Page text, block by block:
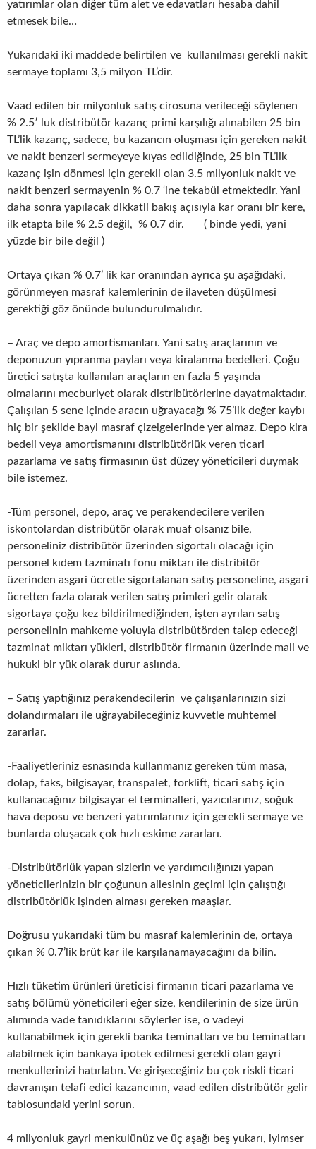
yatırımlar olan diğer tüm alet ve edavatları hesaba dahil
etmesek bile…
Yukarıdaki iki maddede belirtilen ve kullanılması gerekli nakit
sermaye toplamı 3,5 milyon TL’dir.
Vaad edilen bir milyonluk satış cirosuna verileceği söylenen
% 2.5′ luk distribütör kazanç primi karşılığı alınabilen 25 bin
TL’lik kazanç, sadece, bu kazancın oluşması için gereken nakit
ve nakit benzeri sermeyeye kıyas edildiğinde, 25 bin TL’lik
kazanç işin dönmesi için gerekli olan 3.5 milyonluk nakit ve
nakit benzeri sermayenin % 0.7 ‘ine tekabül etmektedir. Yani
daha sonra yapılacak dikkatli bakış açısıyla kar oranı bir kere,
ilk etapta bile % 2.5 değil, % 0.7 dir. ( binde yedi, yani
yüzde bir bile değil )
Ortaya çıkan % 0.7’ lik kar oranından ayrıca şu aşağıdaki,
görünmeyen masraf kalemlerinin de ilaveten düşülmesi
gerektiği göz önünde bulundurulmalıdır.
– Araç ve depo amortismanları. Yani satış araçlarının ve
deponuzun yıpranma payları veya kiralanma bedelleri. Çoğu
üretici satışta kullanılan araçların en fazla 5 yaşında
olmalarını mecburiyet olarak distribütörlerine dayatmaktadır.
Çalışılan 5 sene içinde aracın uğrayacağı % 75’lik değer kaybı
hiç bir şekilde bayi masraf çizelgelerinde yer almaz. Depo kira
bedeli veya amortismanını distribütörlük veren ticari
pazarlama ve satış firmasının üst düzey yöneticileri duymak
bile istemez.
-Tüm personel, depo, araç ve perakendecilere verilen
iskontolardan distribütör olarak muaf olsanız bile,
personeliniz distribütör üzerinden sigortalı olacağı için
personel kıdem tazminatı fonu miktarı ile distribitör
üzerinden asgari ücretle sigortalanan satış personeline, asgari
ücretten fazla olarak verilen satış primleri gelir olarak
sigortaya çoğu kez bildirilmediğinden, işten ayrılan satış
personelinin mahkeme yoluyla distribütörden talep edeceği
tazminat miktarı yükleri, distribütör firmanın üzerinde mali ve
hukuki bir yük olarak durur aslında.
– Satış yaptığınız perakendecilerin ve çalışanlarınızın sizi
dolandırmaları ile uğrayabileceğiniz kuvvetle muhtemel
zararlar.
-Faaliyetleriniz esnasında kullanmanız gereken tüm masa,
dolap, faks, bilgisayar, transpalet, forklift, ticari satış için
kullanacağınız bilgisayar el terminalleri, yazıcılarınız, soğuk
hava deposu ve benzeri yatırımlarınız için gerekli sermaye ve
bunlarda oluşacak çok hızlı eskime zararları.
-Distribütörlük yapan sizlerin ve yardımcılığınızı yapan
yöneticilerinizin bir çoğunun ailesinin geçimi için çalıştığı
distribütörlük işinden alması gereken maaşlar.
Doğrusu yukarıdaki tüm bu masraf kalemlerinin de, ortaya
çıkan % 0.7’lik brüt kar ile karşılanamayacağını da bilin.
Hızlı tüketim ürünleri üreticisi firmanın ticari pazarlama ve
satış bölümü yöneticileri eğer size, kendilerinin de size ürün
alımında vade tanıdıklarını söylerler ise, o vadeyi
kullanabilmek için gerekli banka teminatları ve bu teminatları
alabilmek için bankaya ipotek edilmesi gerekli olan gayri
menkullerinizi hatırlatın. Ve girişeceğiniz bu çok riskli ticari
davranışın telafi edici kazancının, vaad edilen distribütör gelir
tablosundaki yerini sorun.
4 milyonluk gayri menkulünüz ve üç aşağı beş yukarı, iyimser